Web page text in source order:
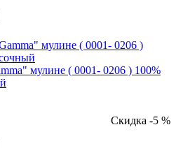
мулине ( 0001- 0206 ) 100%
Скидка -5 %